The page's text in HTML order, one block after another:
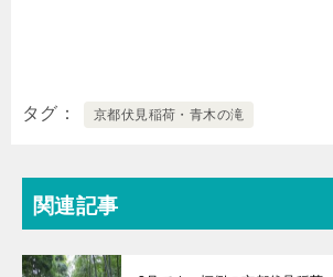
タグ 京都伏見稲荷・青木の滝
関連記事